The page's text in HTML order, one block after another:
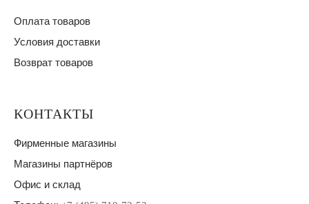
Оплата товаров
Условия доставки
Возврат товаров
КОНТАКТЫ
Фирменные магазины
Магазины партнёров
Офис и склад